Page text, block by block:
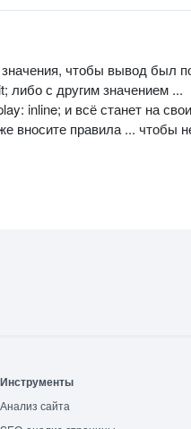
чтобы вывод был
либо с другим значением ...
inline; и всё станет на
вносите правила ... чтобы
Инструменты
Анализ сайта